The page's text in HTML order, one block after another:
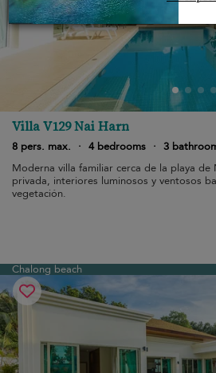
Villa V129 Nai Harn
8 pers. max.
· 4 bedrooms · 3
Moderna villa familiar cerca de la playa de
privada, interiores luminosos y ventosos
vegetación.
Chalong beach